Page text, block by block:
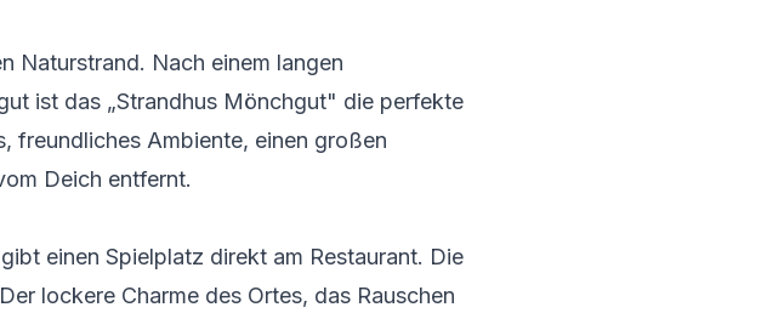
Naturstrand. Nach einem langen
ist das „Strandhus Mönchgut" die perfekte
freundliches Ambiente, einen großen
Deich entfernt.
einen Spielplatz direkt am Restaurant. Die
lockere Charme des Ortes, das Rauschen